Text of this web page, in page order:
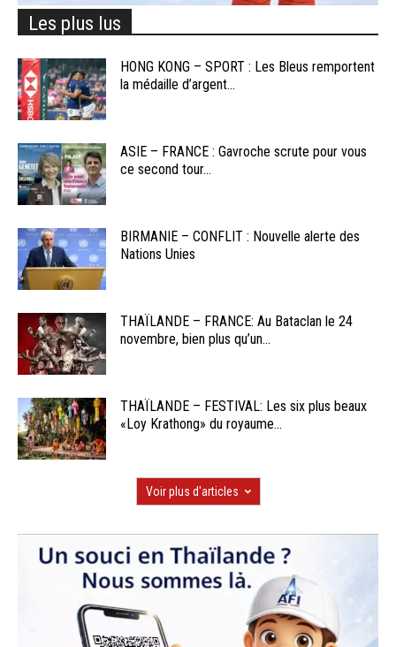
Les plus lus
HONG KONG – SPORT : Les Bleus remportent
la médaille d’argent...
ASIE – FRANCE : Gavroche scrute pour vous
ce second tour...
BIRMANIE – CONFLIT : Nouvelle alerte des
Nations Unies
THAÏLANDE – FRANCE: Au Bataclan le 24
novembre, bien plus qu’un...
THAÏLANDE – FESTIVAL: Les six plus beaux
«Loy Krathong» du royaume...
Voir plus d'articles